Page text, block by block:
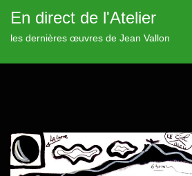
En direct de l'Atelier
les dernières œuvres de Jean Vallon